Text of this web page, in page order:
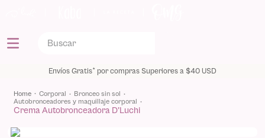
Envíos Gratis* por compras Superiores a $40 USD
corporal
bronceo sin sol
autobronceadores y maquillaje corporal
Crema Autobronceadora D'Luchi